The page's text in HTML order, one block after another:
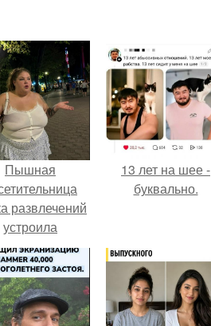
Пышная
развлечений
устроила
в
после
с
13 лет на шее -
буквально.